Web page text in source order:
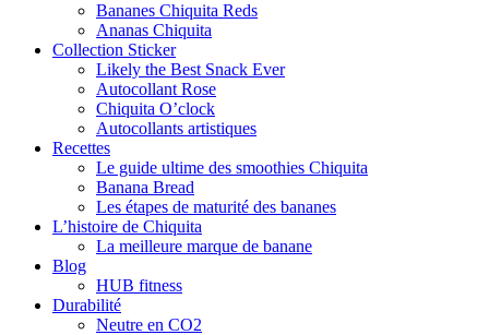
Bananes Chiquita Reds
Ananas Chiquita
Collection Sticker
Likely the Best Snack Ever
Autocollant Rose
Chiquita O’clock
Autocollants artistiques
Recettes
Le guide ultime des smoothies Chiquita
Banana Bread
Les étapes de maturité des bananes
L’histoire de Chiquita
La meilleure marque de banane
Blog
HUB fitness
Durabilité
Neutre en CO2